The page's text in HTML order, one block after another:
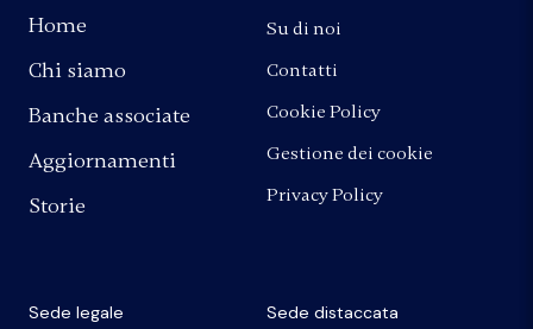
Sede legale
Sede distaccata
Home
Chi siamo
Banche associate
Aggiornamenti
Storie
Su di noi
Contatti
Cookie Policy
Gestione dei cookie
Privacy Policy